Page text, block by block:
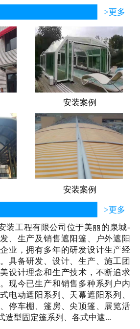
>更多
安装案例
安装案例
>更多
装工程有限公司位于美丽的泉城-
、生产及销售遮阳篷、户外遮阳
业，拥有多年的研发设计生产经
具备研发、设计、生产、施工团
设计理念和生产技术，不断追求
现今已生产和销售多种系列户内
电动遮阳系列、天幕遮阳系列、
停车棚、篷房、尖顶篷、展览活
造型固定篷系列、各式中遮...